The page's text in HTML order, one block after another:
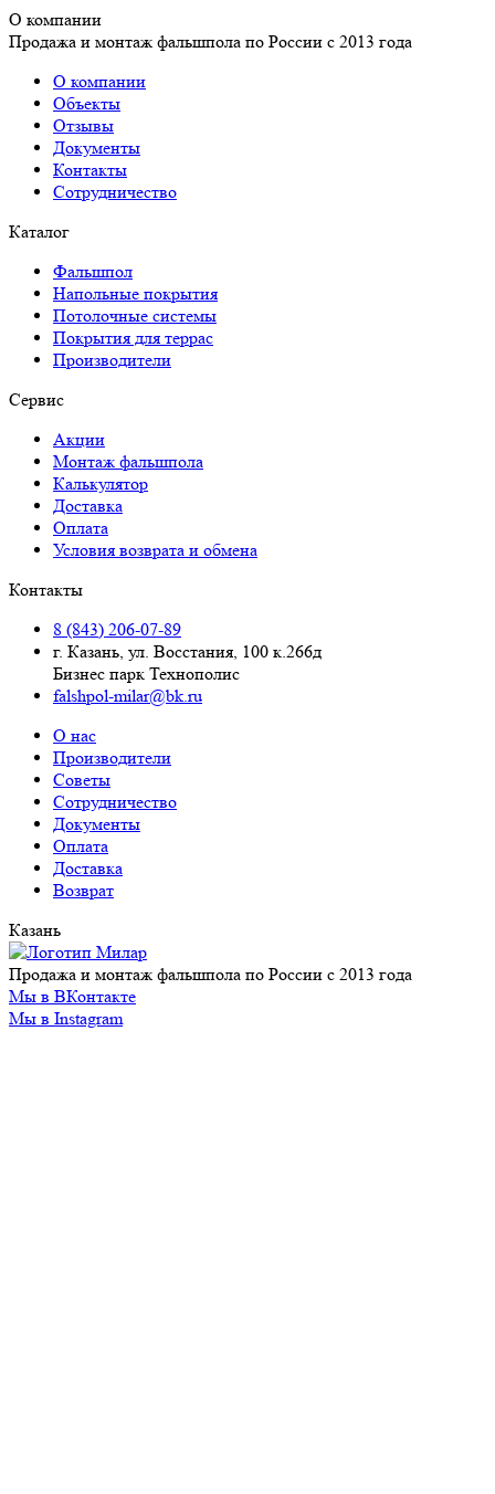
О компании
Продажа и монтаж фальшпола по России с 2013 года
О компании
Объекты
Отзывы
Документы
Контакты
Сотрудничество
Каталог
Фальшпол
Напольные покрытия
Потолочные системы
Покрытия для террас
Производители
Сервис
Акции
Монтаж фальшпола
Калькулятор
Доставка
Оплата
Условия возврата и обмена
Контакты
8 (843) 206-07-89
г. Казань, ул. Восстания, 100 к.266д
Бизнес парк Технополис
falshpol-milar@bk.ru
О нас
Производители
Советы
Сотрудничество
Документы
Оплата
Доставка
Возврат
Казань
Продажа и монтаж фальшпола по России с 2013 года
Мы в ВКонтакте
Мы в Instagram